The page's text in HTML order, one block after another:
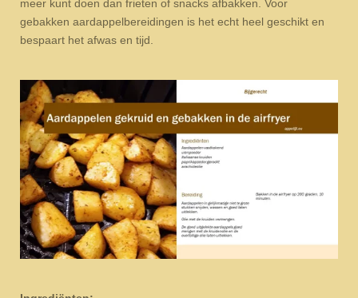
meer kunt doen dan frieten of snacks afbakken. Voor
gebakken aardappelbereidingen is het echt heel geschikt en
bespaart het afwas en tijd.